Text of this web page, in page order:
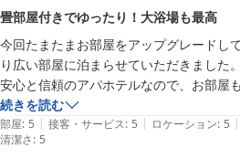
ようなご迷惑をおかけしてしまいまし
り、事前に分かっていればと悔やまれ
ざいます。
この度の反省を活かし、館内メンテナ
しては、ご予約導線上でより目立つよ
を早急に見直してまいります。
ご家族の皆様にも、残念な思いをさせ
畳部屋付きでゆったり！大浴場も最高
今回たまたまお部屋をアップグレードし
り広い部屋に泊まらせていただきました。
安心と信頼のアパホテルなので、お部屋
泊まることができました。
4階の大浴場はサウナも露天風呂もあって
せて最高でした。
続きを読む
部屋: 5 | 接客・サービス: 5 | ロケーション: 5 |
清潔さ: 5